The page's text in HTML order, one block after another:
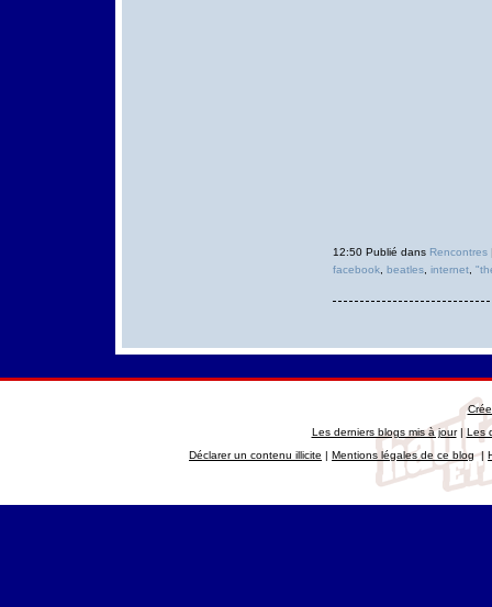
12:50 Publié dans Rencontres
facebook, beatles, internet,
Les derniers blogs mis à jour|Les
Déclarer un contenu illicite | Mentions légales de ce blog|